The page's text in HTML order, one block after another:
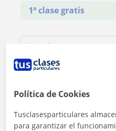
1ª clase gratis
Política de Cookies
Tusclasesparticulares
para garantizar el